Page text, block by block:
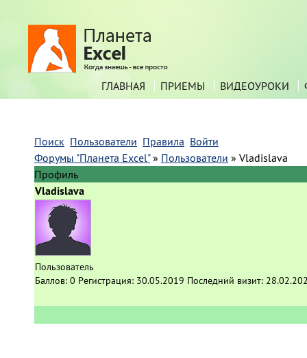
ГЛАВНАЯ ПРИЕМЫ ВИДЕОУРОКИ
Поиск Пользователи Правила Войти
Форумы "Планета Excel" » Пользователи » Vladislava
Профиль
Vladislava
Пользователь
Баллов: 0 Регистрация: 30.05.2019 Последний визит: